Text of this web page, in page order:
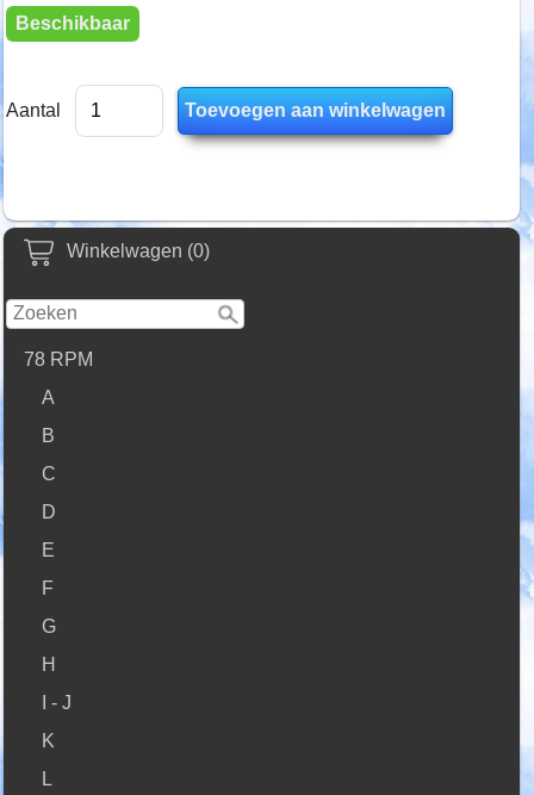
Winkelwagen (0)
78 RPM
A
B
C
D
E
F
G
H
I - J
K
L
Beschikbaar
Aantal